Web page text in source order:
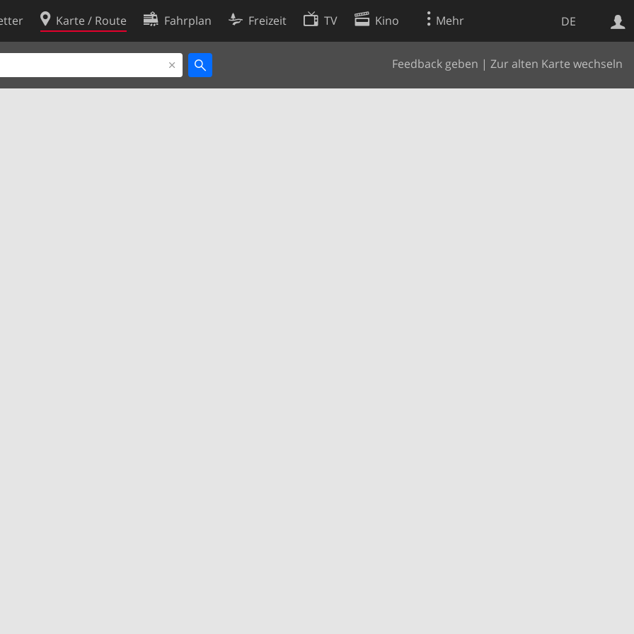
DE
Karte / Route Fahrplan Freizeit TV Kino Mehr
Feedback geben | Zur alten Karte wechseln
Websuche
Cookie-Richtlinie
Cookie-Einstellungen